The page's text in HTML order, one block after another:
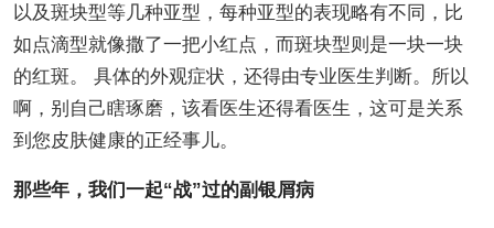
以及斑块型等几种亚型，每种亚型的表现略有不同，比
如点滴型就像撒了一把小红点，而斑块型则是一块一块
的红斑。 具体的外观症状，还得由专业医生判断。所以
啊，别自己瞎琢磨，该看医生还得看医生，这可是关系
到您皮肤健康的正经事儿。
那些年，我们一起“战”过的副银屑病